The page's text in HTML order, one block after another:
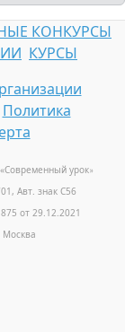
КОНКУРСЫ
КУРСЫ
Политика
урок»
Авт. знак С56
от 29.12.2021